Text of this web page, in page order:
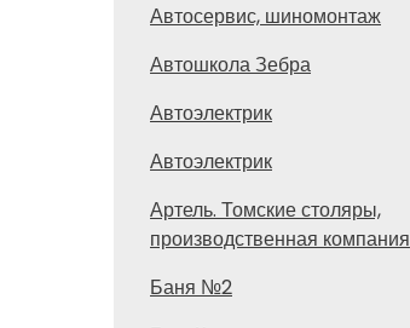
Автосервис, шиномонтаж
Автошкола Зебра
Автоэлектрик
Автоэлектрик
Артель. Томские столяры,
производственная компания
Баня №2